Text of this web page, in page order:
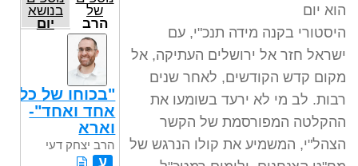
הוא יום
היסטורי בקנה מידה תנכ"י, עם
ישראל חזר אל ירושלים העתיקה, אל
מקום קדש הקודשים, לאחר שנים
רבות. לב מי לא ירעד בשומעו את
ההקלטה המפורסמת של הקשר
הצהל"י, המשמיע את קולו הנרגש של
של
הרב
יצחק
דעי
בנושא
יום
ירושלים
"בכוחו של כל
אחד ואחד"-
וארא
הרב יצחק דעי
ע